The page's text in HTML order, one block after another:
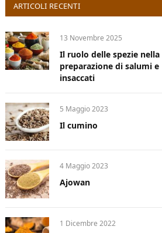
ARTICOLI RECENTI
13 Novembre 2025
Il ruolo delle spezie nella
preparazione di salumi e
insaccati
5 Maggio 2023
Il cumino
4 Maggio 2023
Ajowan
1 Dicembre 2022